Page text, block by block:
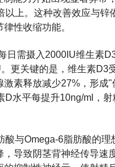
上。这种改善效应与锌
性收缩功能。
日需摄入2000IU维生素
更关键的是，维生素D3
素释放减少27%，形成
水平每提升10ng/ml，
与Omega-6脂肪酸的理
导致阴茎背神经传导速